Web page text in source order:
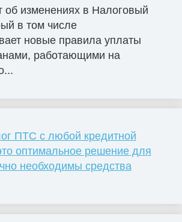
об изменениях в Налоговый
в том числе
новые правила уплаты
работающими на
ПТС с любой кредитной
оптимальное решение для
необходимы средства